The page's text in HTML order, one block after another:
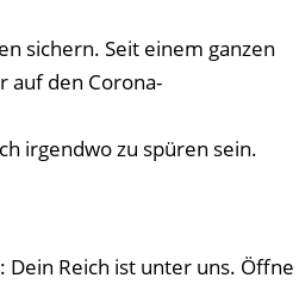
sichern. Seit einem ganzen
auf den Corona-
irgendwo zu spüren sein.
Dein Reich ist unter uns. Öffne